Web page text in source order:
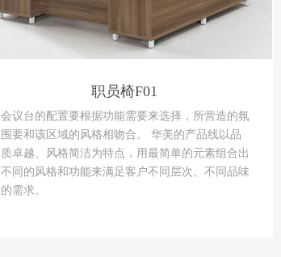
职员椅F01
会议台的配置要根据功能需要来选择，所营造的氛
围要和该区域的风格相吻合。 华美的产品线以品
质卓越、风格简洁为特点，用最简单的元素组合出
不同的风格和功能来满足客户不同层次、不同品味
的需求。